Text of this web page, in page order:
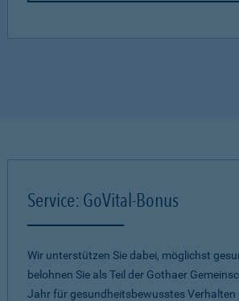
Service: GoVital-Bonus
Wir unterstützen Sie dabei, möglichst
belohnen Sie als Teil der Gothaer
Jahr für gesundheitsbewusstes Verhalten